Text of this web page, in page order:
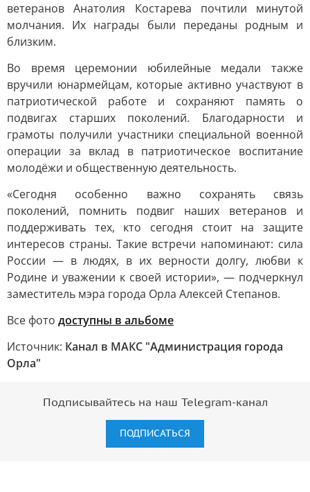
ветеранов Анатолия Костарева почтили минутой
молчания. Их награды были переданы родным и
близким.
Во время церемонии юбилейные медали также
вручили юнармейцам, которые активно участвуют в
патриотической работе и сохраняют память о
подвигах старших поколений. Благодарности и
грамоты получили участники специальной военной
операции за вклад в патриотическое воспитание
молодёжи и общественную деятельность.
«Сегодня особенно важно сохранять связь
поколений, помнить подвиг наших ветеранов и
поддерживать тех, кто сегодня стоит на защите
интересов страны. Такие встречи напоминают: сила
России — в людях, в их верности долгу, любви к
Родине и уважении к своей истории», — подчеркнул
заместитель мэра города Орла Алексей Степанов.
Все фото доступны в альбоме
Источник: Канал в МАКС "Администрация города
Орла"
Подписывайтесь на наш Telegram-канал
ПОДПИСАТЬСЯ